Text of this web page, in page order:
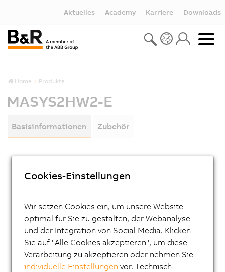
Aktuelles Academy Karriere Downloads
Home Produkte
MASYS2HW2-E
Basisinformationen Zubehör
MATERIALNUMMER:
MASYS2HW2-E
B&R 2000 Hardware Anwenderhandbuch
englisch
Cookies-Einstellungen
Wir setzen Cookies ein, um unsere Website
optimal für Sie zu gestalten, der Webanalyse
und der Integration von Social Media. Klicken
Sie auf "Alle Cookies akzeptieren", um diese
Verarbeitung zu akzeptieren oder nehmen Sie
individuelle Einstellungen vor. Technisch